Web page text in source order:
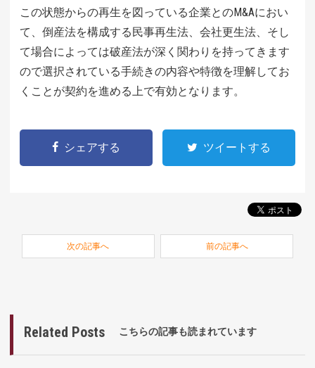
この状態からの再生を図っている企業とのM&Aにおい
て、倒産法を構成する民事再生法、会社更生法、そし
て場合によっては破産法が深く関わりを持ってきます
ので選択されている手続きの内容や特徴を理解してお
くことが契約を進める上で有効となります。
シェアする ツイートする
次の記事へ 前の記事へ
Related Posts こちらの記事も読まれています